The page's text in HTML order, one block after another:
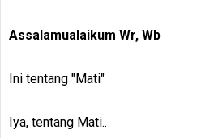
Assalamualaikum Wr, Wb
Ini tentang "Mati"
Iya, tentang Mati..